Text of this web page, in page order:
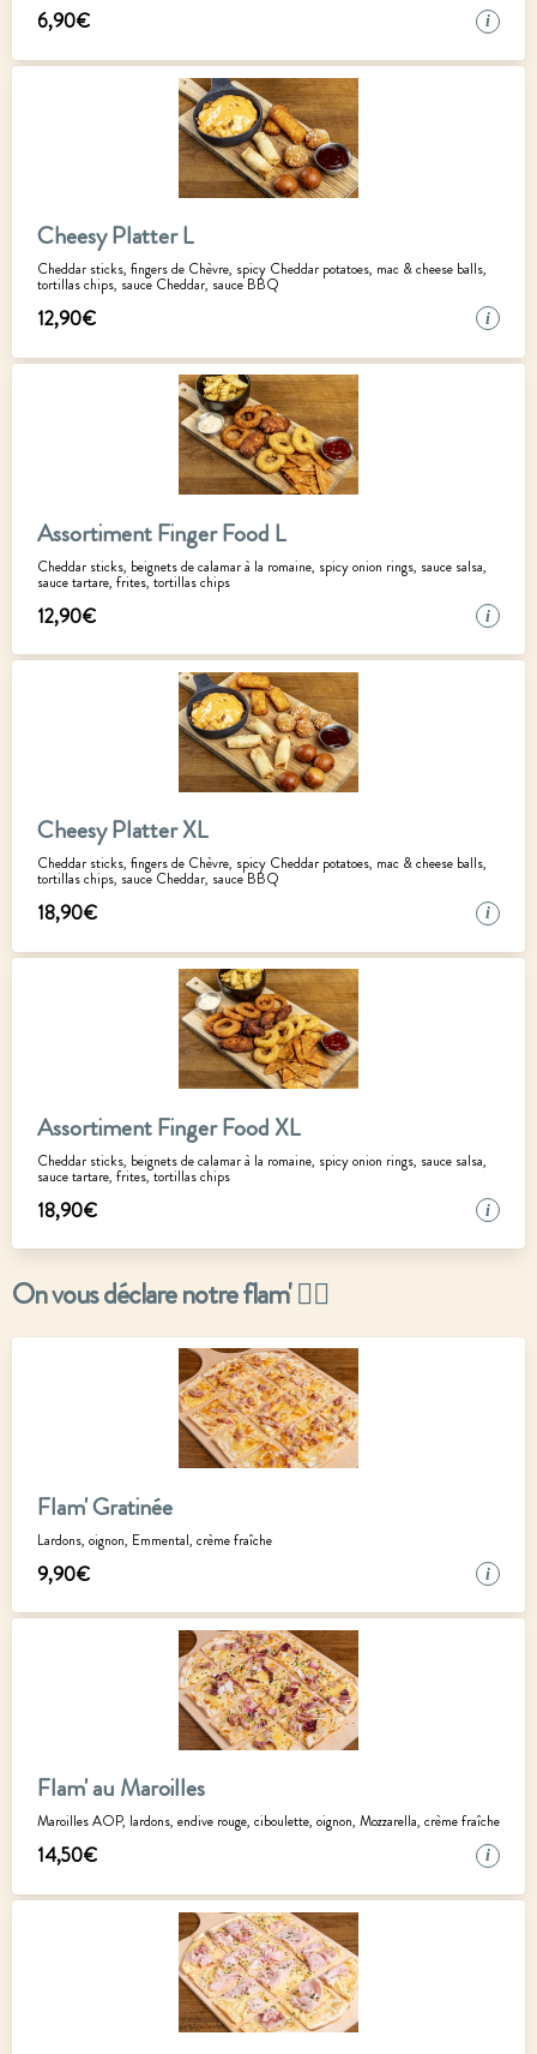
6,90€ i
Cheesy Platter L
Cheddar sticks, fingers de Chèvre, spicy Cheddar potatoes, mac & cheese balls,
tortillas chips, sauce Cheddar, sauce BBQ
12,90€ i
Assortiment Finger Food L
Cheddar sticks, beignets de calamar à la romaine, spicy onion rings, sauce salsa,
sauce tartare, frites, tortillas chips
12,90€ i
Cheesy Platter XL
Cheddar sticks, fingers de Chèvre, spicy Cheddar potatoes, mac & cheese balls,
tortillas chips, sauce Cheddar, sauce BBQ
18,90€ i
Assortiment Finger Food XL
Cheddar sticks, beignets de calamar à la romaine, spicy onion rings, sauce salsa,
sauce tartare, frites, tortillas chips
18,90€ i
On vous déclare notre flam' ❤️‍🔥
Flam' Gratinée
Lardons, oignon, Emmental, crème fraîche
9,90€ i
Flam' au Maroilles
Maroilles AOP, lardons, endive rouge, ciboulette, oignon, Mozzarella, crème fraîche
14,50€ i